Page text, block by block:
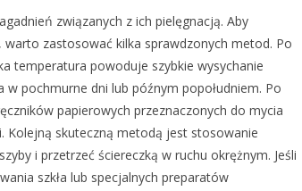
związanych z ich pielęgnacją. Aby
zastosować kilka sprawdzonych metod. Po
temperatura powoduje szybkie wysychanie
pochmurne dni lub późnym popołudniem. Po
papierowych przeznaczonych do mycia
Kolejną skuteczną metodą jest stosowanie
i przetrzeć ściereczką w ruchu okrężnym. Jeśli
szkła lub specjalnych preparatów